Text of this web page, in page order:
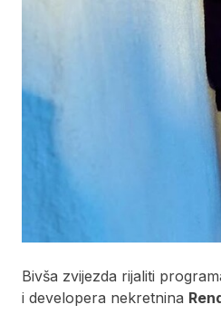
Bivša zvijezda rijaliti
i developera nekretnina